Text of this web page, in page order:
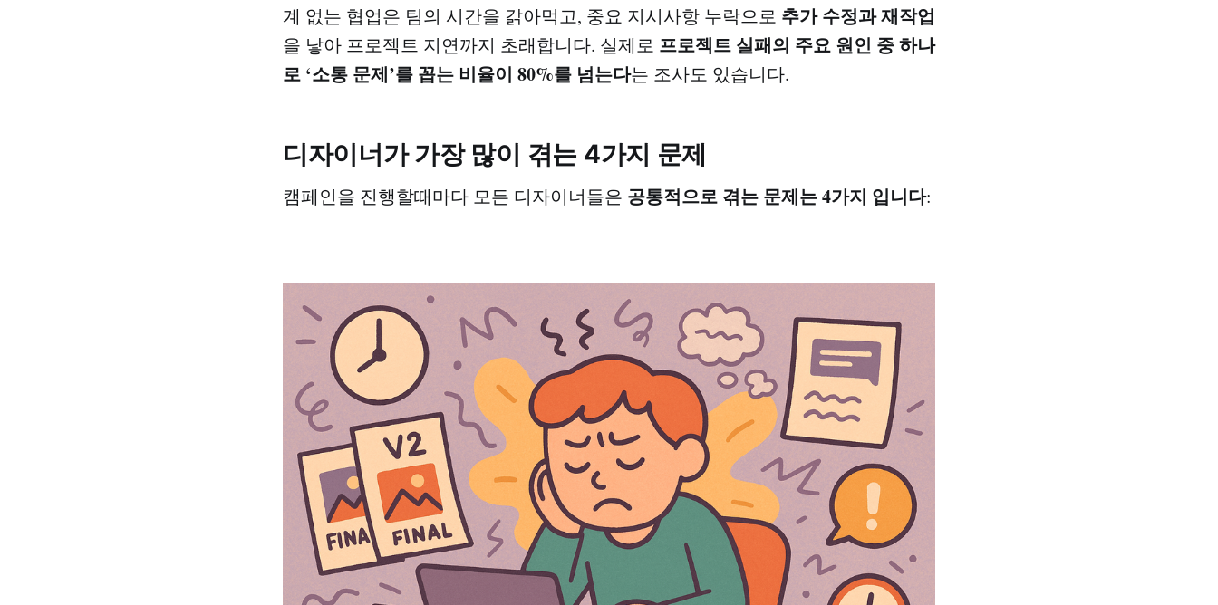
계 없는 협업은 팀의 시간을 갉아먹고, 중요 지시사항 누락으로 추가 수정과 재작업
을 낳아 프로젝트 지연까지 초래합니다. 실제로 프로젝트 실패의 주요 원인 중 하나
로 ‘소통 문제’를 꼽는 비율이 80%를 넘는다는 조사도 있습니다.
디자이너가 가장 많이 겪는 4가지 문제
캠페인을 진행할때마다 모든 디자이너들은 공통적으로 겪는 문제는 4가지 입니다: